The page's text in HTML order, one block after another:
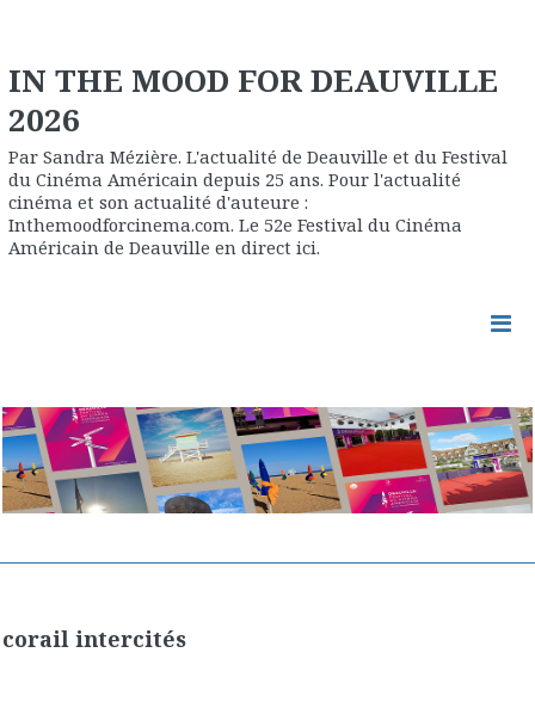
IN THE MOOD FOR DEAUVILLE
2026
Par Sandra Mézière. L'actualité de Deauville et du Festival
du Cinéma Américain depuis 25 ans. Pour l'actualité
cinéma et son actualité d'auteure :
Inthemoodforcinema.com. Le 52e Festival du Cinéma
Américain de Deauville en direct ici.
corail intercités